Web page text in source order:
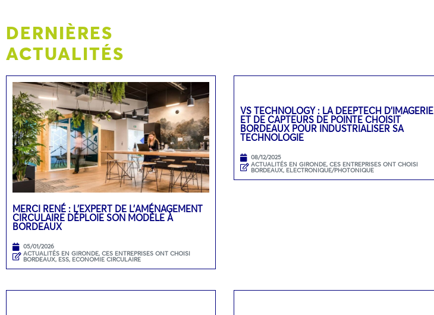
DERNIÈRES
ACTUALITÉS
MERCI RENÉ : L’EXPERT DE L’AMÉNAGEMENT
CIRCULAIRE DÉPLOIE SON MODÈLE À
BORDEAUX
05/01/2026
ACTUALITÉS EN GIRONDE, CES ENTREPRISES ONT CHOISI
BORDEAUX, ESS, ECONOMIE CIRCULAIRE
VS TECHNOLOGY : LA DEEPTECH D’IMAGERIE
ET DE CAPTEURS DE POINTE CHOISIT
BORDEAUX POUR INDUSTRIALISER SA
TECHNOLOGIE
08/12/2025
ACTUALITÉS EN GIRONDE,CES ENTREPRISES ONT CHOISI
BORDEAUX, ELECTRONIQUE/PHOTONIQUE